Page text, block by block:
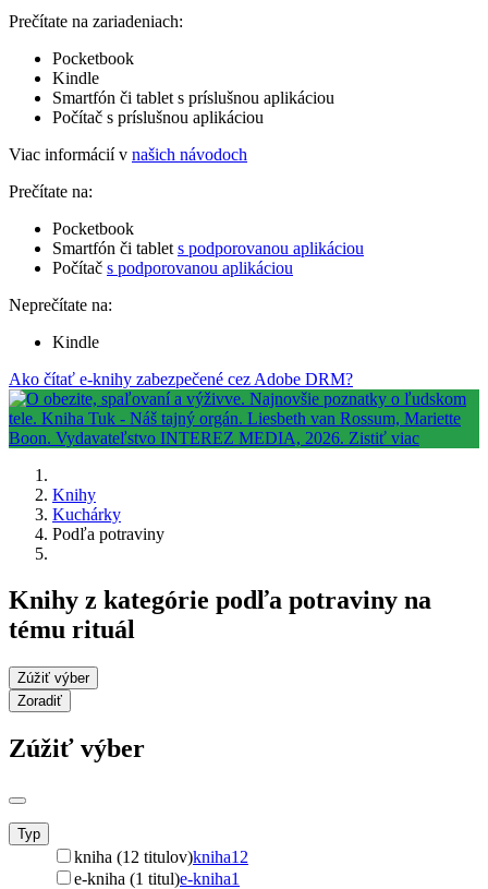
Prečítate na zariadeniach:
Pocketbook
Kindle
Smartfón či tablet s príslušnou aplikáciou
Počítač s príslušnou aplikáciou
Viac informácií v našich návodoch
Prečítate na:
Pocketbook
Smartfón či tablet s podporovanou aplikáciou
Počítač s podporovanou aplikáciou
Neprečítate na:
Kindle
Ako čítať e-knihy zabezpečené cez Adobe DRM?
Knihy
Kuchárky
Podľa potraviny
Knihy z kategórie podľa potraviny na
tému rituál
Zúžiť výber
Zoradiť
Zúžiť výber
Typ
kniha (12 titulov)kniha12
e-kniha (1 titul)e-kniha1